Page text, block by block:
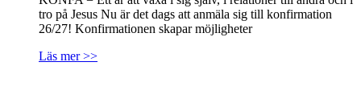
tro på Jesus Nu är det dags att anmäla sig till konfirmation
26/27! Konfirmationen skapar möjligheter
Läs mer >>